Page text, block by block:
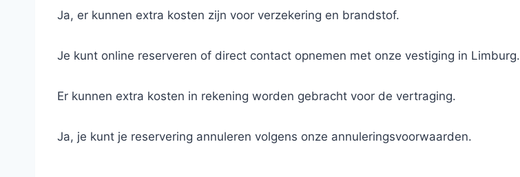
Ja, er kunnen extra kosten zijn voor verzekering en brandstof.
Je kunt online reserveren of direct contact opnemen met onze vestiging in Limburg.
Er kunnen extra kosten in rekening worden gebracht voor de vertraging.
Ja, je kunt je reservering annuleren volgens onze annuleringsvoorwaarden.